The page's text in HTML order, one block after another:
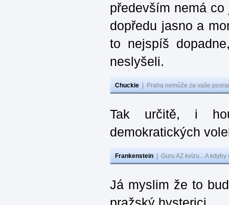
především nemá
dopředu jasno a
to nejspíš
neslyšeli.
Chuckie Praha nemůže za vaše
Tak určitě, i
demokratických
Frankenstein Guru AZ kvízu... A
Já myslim že to